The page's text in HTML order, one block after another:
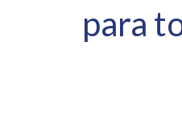
para